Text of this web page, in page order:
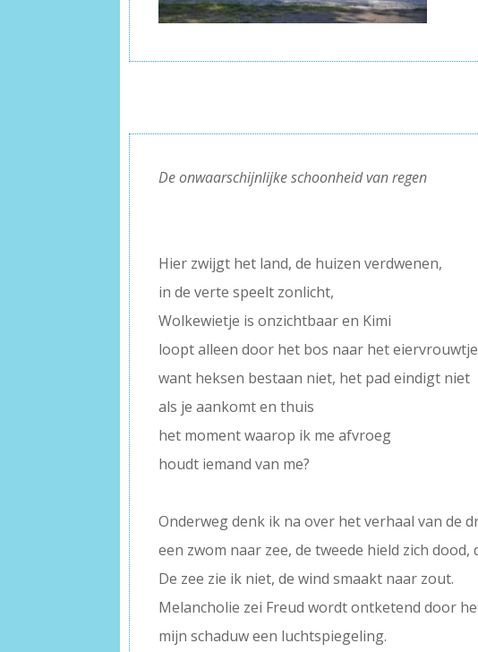
De onwaarschijnlijke schoonheid van regen
Hier zwijgt het land, de huizen verdwenen,
in de verte speelt zonlicht,
Wolkewietje is onzichtbaar en Kimi
loopt alleen door het bos naar het
want heksen bestaan niet, het pad eindigt niet
als je aankomt en thuis
het moment waarop ik me afvroeg
houdt iemand van me?
Onderweg denk ik na over het verhaal van de
een zwom naar zee, de tweede hield zich
De zee zie ik niet, de wind smaakt naar zout.
Melancholie zei Freud wordt ontketend door
mijn schaduw een luchtspiegeling.